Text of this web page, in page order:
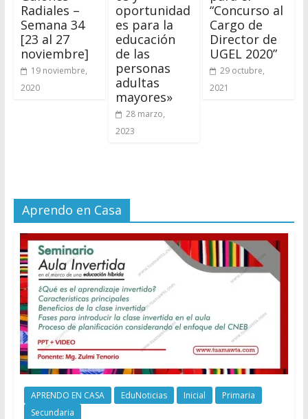
Radiales –
Semana 34
[23 al 27
noviembre]
19 noviembre,
2020
oportunidad
es para la
educación
de las
personas
adultas
mayores»
28 marzo,
2023
“Concurso al
Cargo de
Director de
UGEL 2020”
29 octubre,
2021
Aprendo en Casa
APRENDO EN CASA EduNoticias Inicial
Primaria
Secundaria